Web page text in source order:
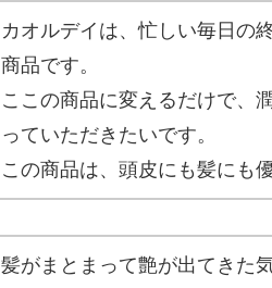
カオルデイは、忙しい毎日の
商品です。
ここの商品に変えるだけで、
っていただきたいです。
この商品は、頭皮にも髪にも
髪がまとまって艶が出てきた